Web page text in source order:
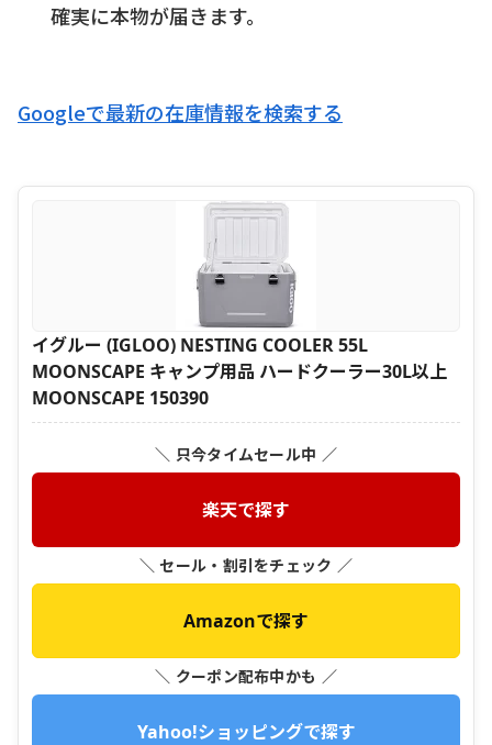
確実に本物が届きます。
Googleで最新の在庫情報を検索する
イグルー (IGLOO) NESTING COOLER 55L
MOONSCAPE キャンプ用品 ハードクーラー30L以上
MOONSCAPE 150390
＼ 只今タイムセール中 ／
楽天で探す
＼ セール・割引をチェック ／
Amazonで探す
＼ クーポン配布中かも ／
Yahoo!ショッピングで探す